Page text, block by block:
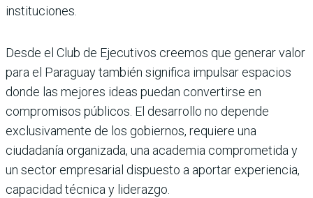
instituciones.
Desde el Club de Ejecutivos creemos que generar valor
para el Paraguay también significa impulsar espacios
donde las mejores ideas puedan convertirse en
compromisos públicos. El desarrollo no depende
exclusivamente de los gobiernos, requiere una
ciudadanía organizada, una academia comprometida y
un sector empresarial dispuesto a aportar experiencia,
capacidad técnica y liderazgo.